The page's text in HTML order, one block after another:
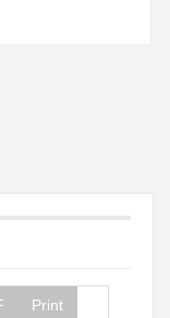
Print